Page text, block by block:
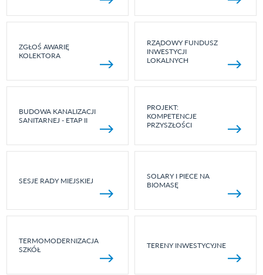
ZGŁOŚ AWARIĘ
KOLEKTORA
RZĄDOWY FUNDUSZ
INWESTYCJI
LOKALNYCH
BUDOWA KANALIZACJI
SANITARNEJ - ETAP II
PROJEKT:
KOMPETENCJE
PRZYSZŁOŚCI
SESJE RADY MIEJSKIEJ
SOLARY I PIECE NA
BIOMASĘ
TERMOMODERNIZACJA
SZKÓŁ
TERENY INWESTYCYJNE